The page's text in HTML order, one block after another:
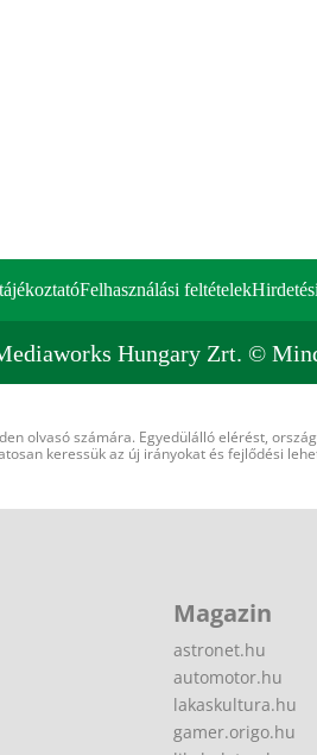
Felhasználási feltételek
Hungary Zrt. ©
olvasó számára. Egyedülálló elérést,
keressük az új irányokat és fejlődési
Magazin
astronet.hu
automotor.hu
lakaskultura.hu
gamer.origo.hu